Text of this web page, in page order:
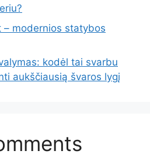
– modernios statybos
kodėl tai svarbu
aukščiausią švaros lygį